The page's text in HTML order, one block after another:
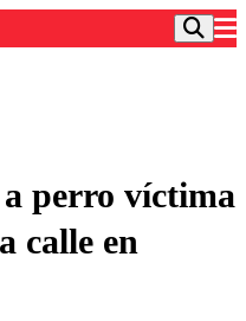
perro víctima
calle en